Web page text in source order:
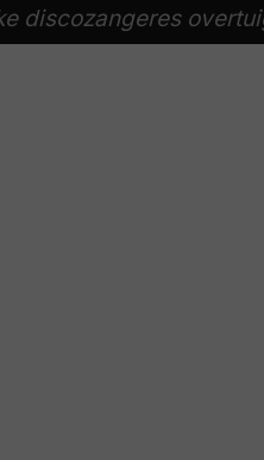
discozangeres